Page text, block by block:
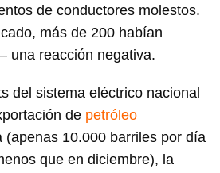
de conductores molestos.
más de 200 habían
una reacción negativa.
del sistema eléctrico nacional
de petróleo
(apenas 10.000 barriles por día
que en diciembre), la